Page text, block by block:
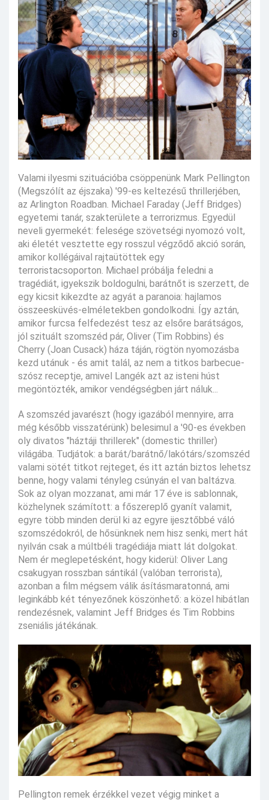
Valami ilyesmi szituációba csöppenünk Mark Pellington
(Megszólít az éjszaka) '99-es keltezésű thrillerjében,
az Arlington Roadban. Michael Faraday (Jeff Bridges)
egyetemi tanár, szakterülete a terrorizmus. Egyedül
neveli gyermekét: felesége szövetségi nyomozó volt,
aki életét vesztette egy rosszul végződő akció során,
amikor kollégáival rajtaütöttek egy
terroristacsoporton. Michael próbálja feledni a
tragédiát, igyekszik boldogulni, barátnőt is szerzett, de
egy kicsit kikezdte az agyát a paranoia: hajlamos
összeesküvés-elméletekben gondolkodni. Így aztán,
amikor furcsa felfedezést tesz az elsőre barátságos,
jól szituált szomszéd pár, Oliver (Tim Robbins) és
Cherry (Joan Cusack) háza táján, rögtön nyomozásba
kezd utánuk - és amit talál, az nem a titkos barbecue-
szósz receptje, amivel Langék azt az isteni húst
megöntözték, amikor vendégségben járt náluk...
A szomszéd javarészt (hogy igazából mennyire, arra
még később visszatérünk) belesimul a '90-es években
oly divatos "háztáji thrillerek" (domestic thriller)
világába. Tudjátok: a barát/barátnő/lakótárs/szomszéd
valami sötét titkot rejteget, és itt aztán biztos lehetsz
benne, hogy valami tényleg csúnyán el van baltázva.
Sok az olyan mozzanat, ami már 17 éve is sablonnak,
közhelynek számított: a főszereplő gyanít valamit,
egyre több minden derül ki az egyre ijesztőbbé váló
szomszédokról, de hősünknek nem hisz senki, mert hát
nyilván csak a múltbéli tragédiája miatt lát dolgokat.
Nem ér meglepetésként, hogy kiderül: Oliver Lang
csakugyan rosszban sántikál (valóban terrorista),
azonban a film mégsem válik ásításmaratonná, ami
leginkább két tényezőnek köszönhető: a közel hibátlan
rendezésnek, valamint Jeff Bridges és Tim Robbins
zseniális játékának.
Pellington remek érzékkel vezet végig minket a